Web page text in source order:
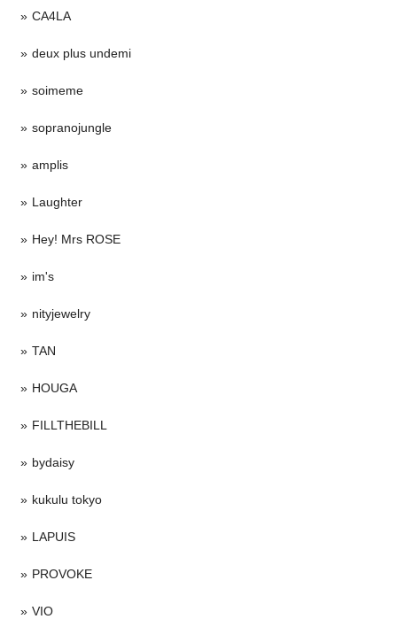
CA4LA
deux plus undemi
soimeme
sopranojungle
amplis
Laughter
Hey! Mrs ROSE
im's
nityjewelry
TAN
HOUGA
FILLTHEBILL
bydaisy
kukulu tokyo
LAPUIS
PROVOKE
VIO